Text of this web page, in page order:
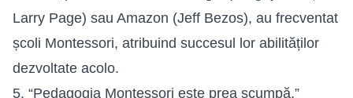
Larry Page) sau Amazon (Jeff Bezos), au frecventat
școli Montessori, atribuind succesul lor abilităților
dezvoltate acolo.
5. “Pedagogia Montessori este prea scumpă.”